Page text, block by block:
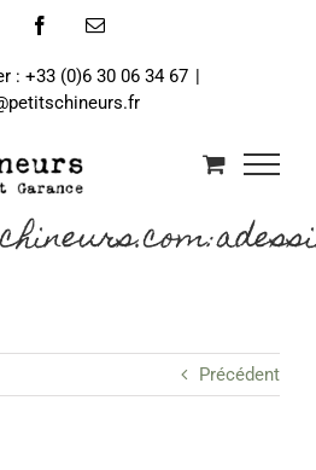
FacebookEmail
: +33 (0)6 30 06 34 67 |
Précédent